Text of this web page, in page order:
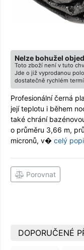
Nelze bohužel
Toto zboží není v tuto
Jde o již vyprodanou
dostatečně rychlém
Profesionální černá
její teplotu i během
také chrání
o průměru 3,66 m,
micronů, v� celý
Porovnat
DOPORUČENÉ